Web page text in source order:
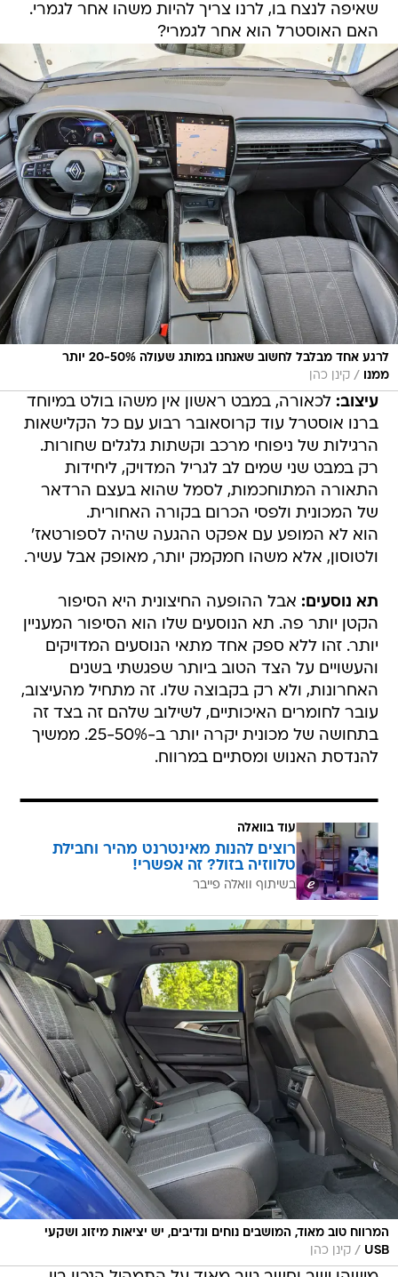
שאיפה לנצח בו, לרנו צריך להיות משהו אחר לגמרי.
האם האוסטרל הוא אחר לגמרי?
לרגע אחד מבלבל לחשוב שאנחנו במותג שעולה 20-50% יותר
ממנו
/ קינן כהן
עיצוב: לכאורה, במבט ראשון אין משהו בולט במיוחד
ברנו אוסטרל עוד קרוסאובר רבוע עם כל הקלישאות
הרגילות של ניפוחי מרכב וקשתות גלגלים שחורות.
רק במבט שני שמים לב לגריל המדויק, ליחידות
התאורה המתוחכמות, לסמל שהוא בעצם הרדאר
של המכונית ולפסי הכרום בקורה האחורית.
הוא לא המופע עם אפקט ההגעה שהיה לספורטאז'
ולטוסון, אלא משהו חמקמק יותר, מאופק אבל עשיר.
תא נוסעים: אבל ההופעה החיצונית היא הסיפור
הקטן יותר פה. תא הנוסעים שלו הוא הסיפור המעניין
יותר. זהו ללא ספק אחד מתאי הנוסעים המדויקים
והעשויים על הצד הטוב ביותר שפגשתי בשנים
האחרונות, ולא רק בקבוצה שלו. זה מתחיל מהעיצוב,
עובר לחומרים האיכותיים, לשילוב שלהם זה בצד זה
בתחושה של מכונית יקרה יותר ב-25-50%. ממשיך
להנדסת האנוש ומסתיים במרווח.
עוד בוואלה
רוצים להנות מאינטרנט מהיר וחבילת
טלווזיה בזול? זה אפשרי!
בשיתוף וואלה פייבר
המרווח טוב מאוד, המושבים נוחים ונדיבים, יש יציאות מיזוג ושקעי
USB
/ קינן כהן